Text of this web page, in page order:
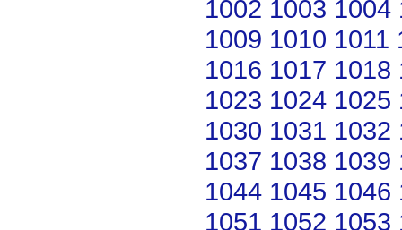
1002 1003 1004
1009 1010 1011
1016 1017 1018
1023 1024 1025
1030 1031 1032
1037 1038 1039
1044 1045 1046
1051 1052 1053